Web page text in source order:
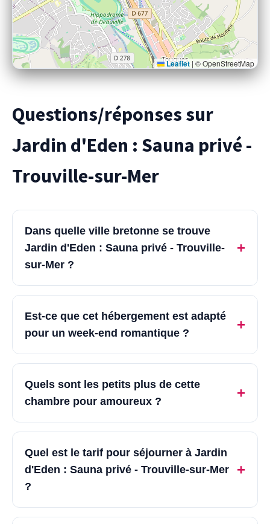
Leaflet | © OpenStreetMap
Questions/réponses sur
Jardin d'Eden : Sauna privé -
Trouville-sur-Mer
Dans quelle ville bretonne se trouve
Jardin d'Eden : Sauna privé - Trouville-
sur-Mer ?
+
Est-ce que cet hébergement est adapté
pour un week-end romantique ?
+
Quels sont les petits plus de cette
chambre pour amoureux ?
+
Quel est le tarif pour séjourner à Jardin
d'Eden : Sauna privé - Trouville-sur-Mer
?
+